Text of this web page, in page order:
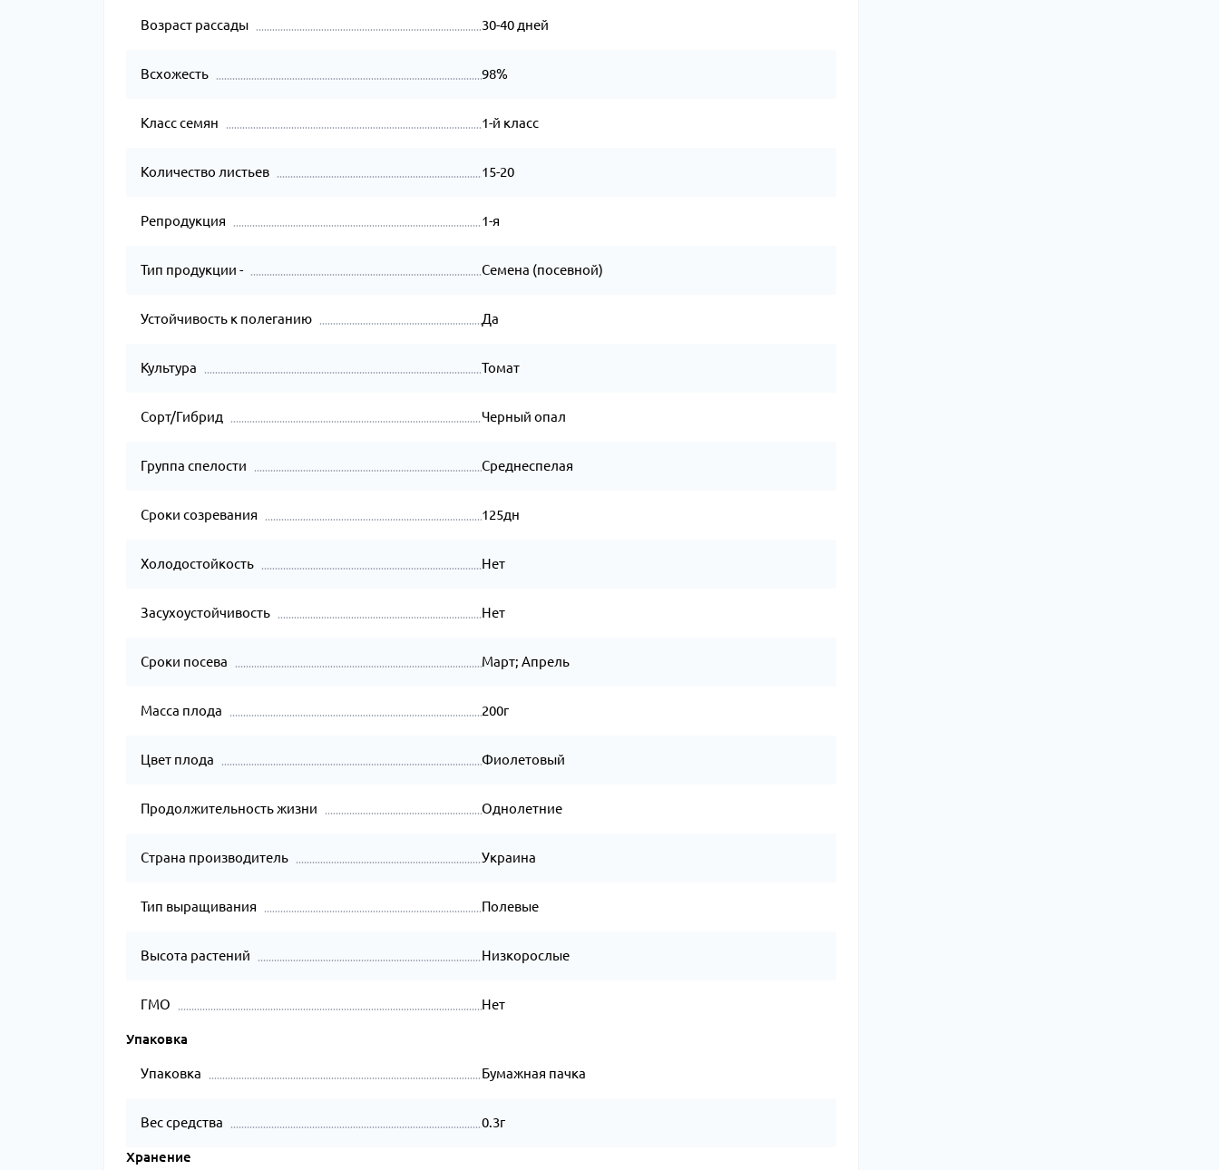
Возраст рассады 30-40 дней
Всхожесть 98%
Класс семян 1-й класс
Количество листьев 15-20
Репродукция 1-я
Тип продукции - Семена (посевной)
Устойчивость к полеганию Да
Культура Томат
Сорт/Гибрид Черный опал
Группа спелости Среднеспелая
Сроки созревания 125дн
Холодостойкость Нет
Засухоустойчивость Нет
Сроки посева Март; Апрель
Масса плода 200г
Цвет плода Фиолетовый
Продолжительность жизни Однолетние
Страна производитель Украина
Тип выращивания Полевые
Высота растений Низкорослые
ГМО Нет
Упаковка
Упаковка Бумажная пачка
Вес средства 0.3г
Хранение